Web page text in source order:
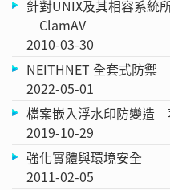
針對UNIX及其相容系
—ClamAV
2010-03-30
NEITHNET 全套式防禦
2022-05-01
檔案嵌入浮水印防變造
2019-10-29
強化實體與環境安全
2011-02-05